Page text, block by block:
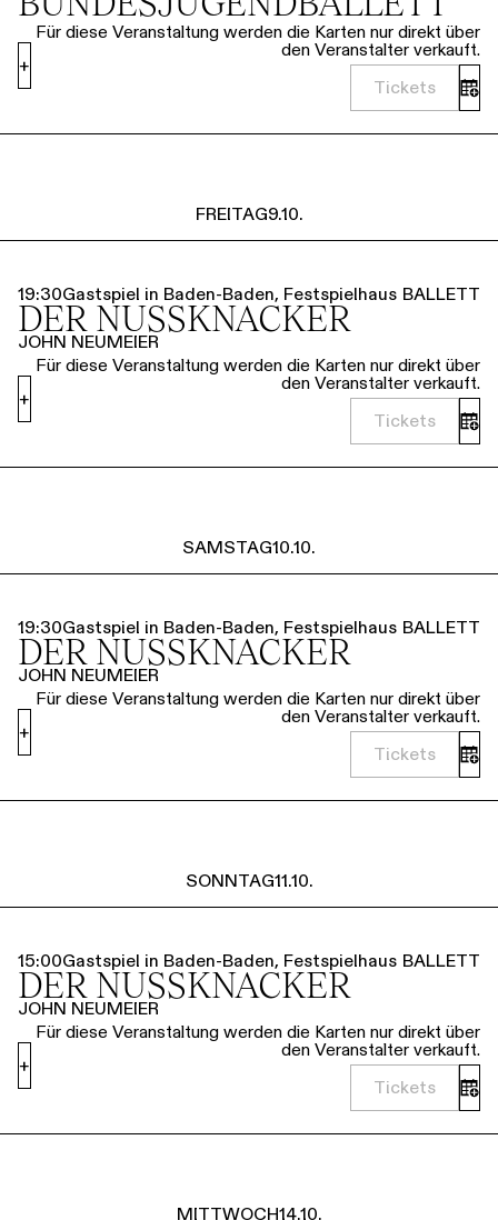
Für diese Veranstaltung werden die Karten nur direkt über
den Veranstalter verkauft.
Tickets
+
FREITAG9.10.
19:30Gastspiel in Baden-Baden, Festspielhaus BALLETT
DER NUSSKNACKER
JOHN NEUMEIER
Für diese Veranstaltung werden die Karten nur direkt über
den Veranstalter verkauft.
Tickets
+
SAMSTAG10.10.
19:30Gastspiel in Baden-Baden, Festspielhaus BALLETT
DER NUSSKNACKER
JOHN NEUMEIER
Für diese Veranstaltung werden die Karten nur direkt über
den Veranstalter verkauft.
Tickets
+
SONNTAG11.10.
15:00Gastspiel in Baden-Baden, Festspielhaus BALLETT
DER NUSSKNACKER
JOHN NEUMEIER
Für diese Veranstaltung werden die Karten nur direkt über
den Veranstalter verkauft.
Tickets
+
MITTWOCH14.10.